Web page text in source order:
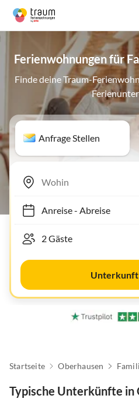
Ferienwohnungen für
Finde deine Traum-
Anfrage Stellen
Anreise- Abreise
Unterkunft
Startseite Oberhausen
Typische Unterkünfte in